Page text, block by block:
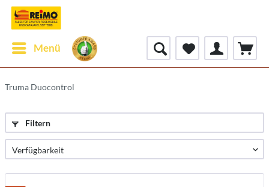
Menü
Truma Duocontrol
Filtern